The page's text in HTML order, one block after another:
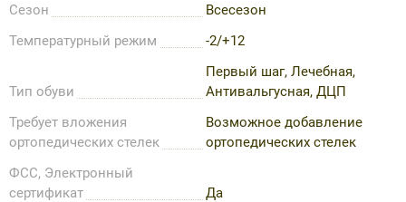
Сезон
Всесезон
Температурный режим
-2/+12
Тип обуви
Первый шаг, Лечебная,
Антивальгусная, ДЦП
Требует вложения
ортопедических стелек
Возможное добавление
ортопедических стелек
ФСС, Электронный
сертификат
Да